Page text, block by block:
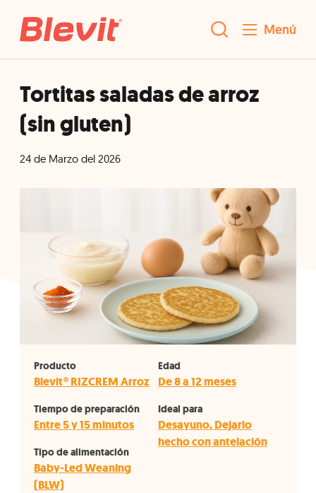
Menú
Tortitas saladas de arroz
(sin gluten)
24 de Marzo del 2026
Producto
Blevit® RIZCREM Arroz
Tiempo de preparación
Entre 5 y 15 minutos
Tipo de alimentación
Baby-Led Weaning
(BLW)
Edad
De 8 a 12 meses
Ideal para
Desayuno,Dejarlo
hecho con antelación